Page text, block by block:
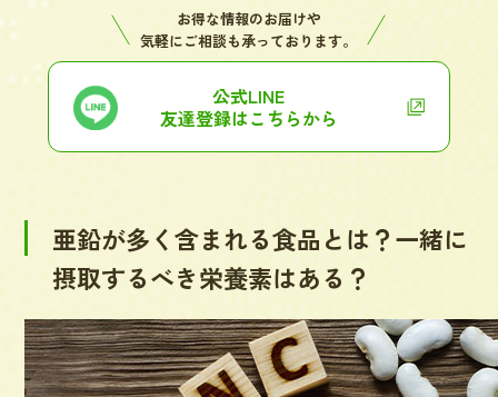
お得な情報のお届けや
気軽にご相談も承っております。
公式LINE
友達登録はこちらから
亜鉛が多く含まれる食品とは？一緒に
摂取するべき栄養素はある？